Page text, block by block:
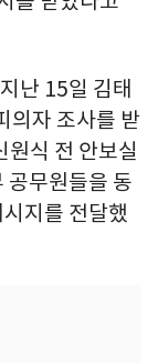
난 15일 김태
의자 조사를 받
원식 전 안보실
공무원들을 동
지를 전달했